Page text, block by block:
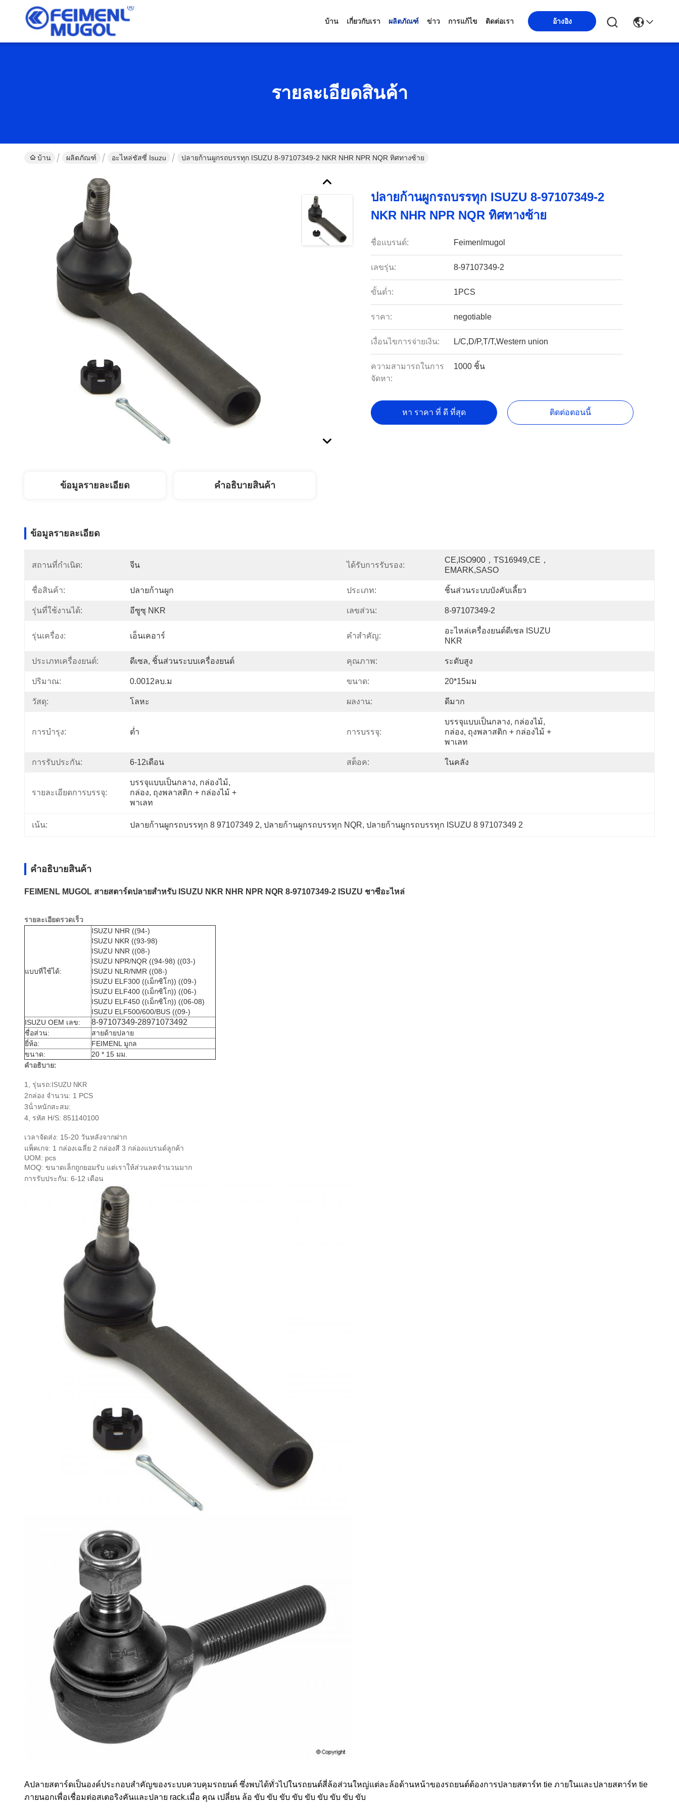
บ้าน เกี่ยวกับเรา ผลิตภัณฑ์ ข่าว การแก้ไข ติดต่อเรา อ้างอิง
รายละเอียดสินค้า
บ้าน ผลิตภัณฑ์ อะไหล่ชัสซี่ Isuzu ปลายก้านผูกรถบรรทุก ISUZU 8-97107349-2 NKR NHR NPR NQR ทิศทางซ้าย
ปลายก้านผูกรถบรรทุก ISUZU 8-97107349-2
NKR NHR NPR NQR ทิศทางซ้าย
ชื่อแบรนด์: Feimenlmugol
เลขรุ่น: 8-97107349-2
ขั้นต่ำ: 1PCS
ราคา: negotiable
เงื่อนไขการจ่ายเงิน: L/C,D/P,T/T,Western union
ความสามารถในการ
จัดหา:
1000 ชิ้น
หา ราคา ที่ ดี ที่สุด ติดต่อตอนนี้
ข้อมูลรายละเอียด คําอธิบายสินค้า
ข้อมูลรายละเอียด
สถานที่กำเนิด: จีน ได้รับการรับรอง:
CE,ISO900，TS16949,CE，
EMARK,SASO
ชื่อสินค้า: ปลายก้านผูก ประเภท: ชิ้นส่วนระบบบังคับเลี้ยว
รุ่นที่ใช้งานได้: อีซูซุ NKR เลขส่วน: 8-97107349-2
รุ่นเครื่อง: เอ็นเคอาร์ คำสำคัญ:
อะไหล่เครื่องยนต์ดีเซล ISUZU
NKR
ประเภทเครื่องยนต์: ดีเซล, ชิ้นส่วนระบบเครื่องยนต์ คุณภาพ: ระดับสูง
ปริมาณ: 0.0012ลบ.ม ขนาด: 20*15มม
วัสดุ: โลหะ ผลงาน: ดีมาก
การบํารุง: ต่ำ การบรรจุ:
บรรจุแบบเป็นกลาง, กล่องไม้,
กล่อง, ถุงพลาสติก + กล่องไม้ +
พาเลท
การรับประกัน: 6-12เดือน สต็อค: ในคลัง
รายละเอียดการบรรจุ:
บรรจุแบบเป็นกลาง, กล่องไม้,
กล่อง, ถุงพลาสติก + กล่องไม้ +
พาเลท
เน้น: ปลายก้านผูกรถบรรทุก 8 97107349 2, ปลายก้านผูกรถบรรทุก NQR, ปลายก้านผูกรถบรรทุก ISUZU 8 97107349 2
คําอธิบายสินค้า
FEIMENL MUGOL สายสตาร์ดปลายสําหรับ ISUZU NKR NHR NPR NQR 8-97107349-2 ISUZU ชาซีอะไหล่
รายละเอียดรวดเร็ว
แบบที่ใช้ได้:
ISUZU NHR ((94-)
ISUZU NKR ((93-98)
ISUZU NNR ((08-)
ISUZU NPR/NQR ((94-98) ((03-)
ISUZU NLR/NMR ((08-)
ISUZU ELF300 ((เม็กซิโก)) ((09-)
ISUZU ELF400 ((เม็กซิโก)) ((06-)
ISUZU ELF450 ((เม็กซิโก)) ((06-08)
ISUZU ELF500/600/BUS ((09-)
ISUZU OEM เลข:
8-97107349-28971073492
ชื่อส่วน:
สายด้ายปลาย
ยี่ห้อ:
FEIMENL มูกล
ขนาด:
20 * 15 มม.
คําอธิบาย:
1, รุ่นรถ: ISUZU NKR
2กล่อง จํานวน: 1 PCS
3น้ําหนักสะสม:
4, รหัส H/S: 851140100
เวลาจัดส่ง: 15-20 วันหลังจากฝาก
แพ็คเกจ: 1 กล่องเฉลี่ย 2 กล่องสี 3 กล่องแบรนด์ลูกค้า
UOM: pcs
MOQ: ขนาดเล็กถูกยอมรับ แต่เราให้ส่วนลดจํานวนมาก
การรับประกัน: 6-12 เดือน
Aปลายสตาร์ดเป็นองค์ประกอบสําคัญของระบบควบคุมรถยนต์ ซึ่งพบได้ทั่วไปในรถยนต์สี่ล้อส่วนใหญ่แต่ละล้อด้านหน้าของรถยนต์ต้องการปลายสตาร์ท tie ภายในและปลายสตาร์ท tie
ภายนอกเพื่อเชื่อมต่อสเตอริงคันและปลาย rack.เมื่อ คุณ เปลี่ยน ล้อ ขับ ขับ ขับ ขับ ขับ ขับ ขับ ขับ ขับ